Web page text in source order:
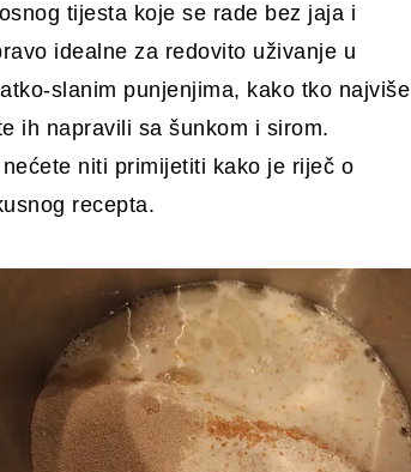
tijesta koje se rade bez jaja i
idealne za redovito uživanje u
slanim punjenjima, kako tko najviše
ih napravili sa šunkom i sirom.
niti primijetiti kako je riječ o
recepta.